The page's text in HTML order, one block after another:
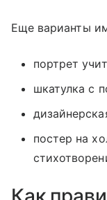
Еще варианты
портрет
шкатулка с
постер на